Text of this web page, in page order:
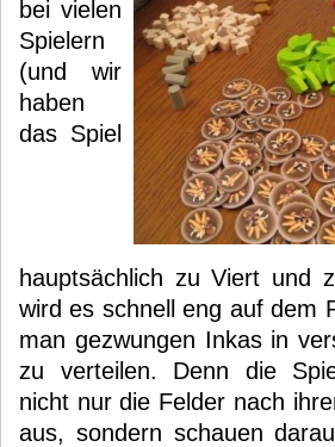
bei vielen
Spielern
(und wir
haben
das Spiel
hauptsächlich zu Viert und
wird es schnell eng auf dem
man gezwungen Inkas in
zu verteilen. Denn die
nicht nur die Felder nach
aus, sondern schauen